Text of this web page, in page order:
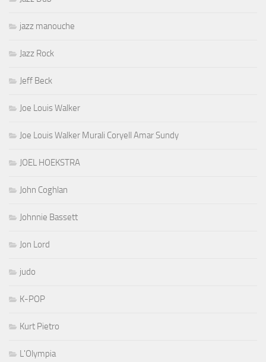
jazz manouche
Jazz Rock
Jeff Beck
Joe Louis Walker
Joe Louis Walker Murali Coryell Amar Sundy
JOEL HOEKSTRA
John Coghlan
Johnnie Bassett
Jon Lord
judo
K-POP
Kurt Pietro
L'Olympia